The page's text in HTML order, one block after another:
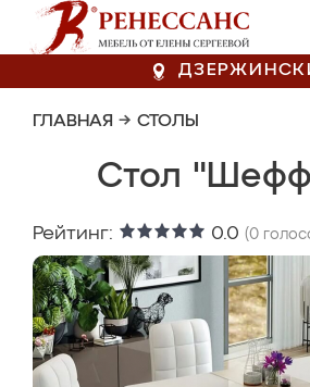
ГЛАВНАЯ → СТОЛЫ
Стол
Рейтинг: 0.0 (0